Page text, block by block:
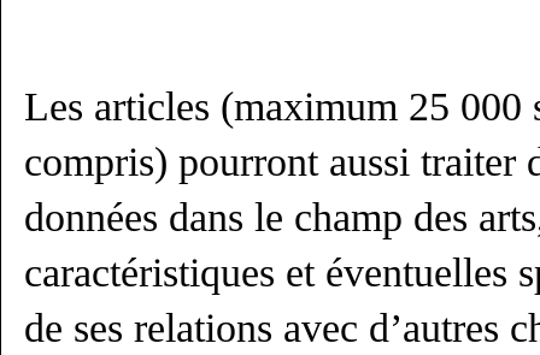
Les articles (maximum 25 000
compris) pourront aussi traiter
données dans le champ des
caractéristiques et éventuelles
de ses relations avec d’autres